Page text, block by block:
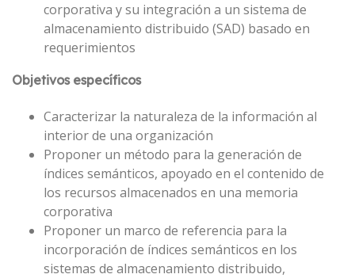
corporativa y su integración a un sistema de
almacenamiento distribuido (SAD) basado en
requerimientos
Objetivos específicos
Caracterizar la naturaleza de la información al
interior de una organización
Proponer un método para la generación de
índices semánticos, apoyado en el contenido de
los recursos almacenados en una memoria
corporativa
Proponer un marco de referencia para la
incorporación de índices semánticos en los
sistemas de almacenamiento distribuido,